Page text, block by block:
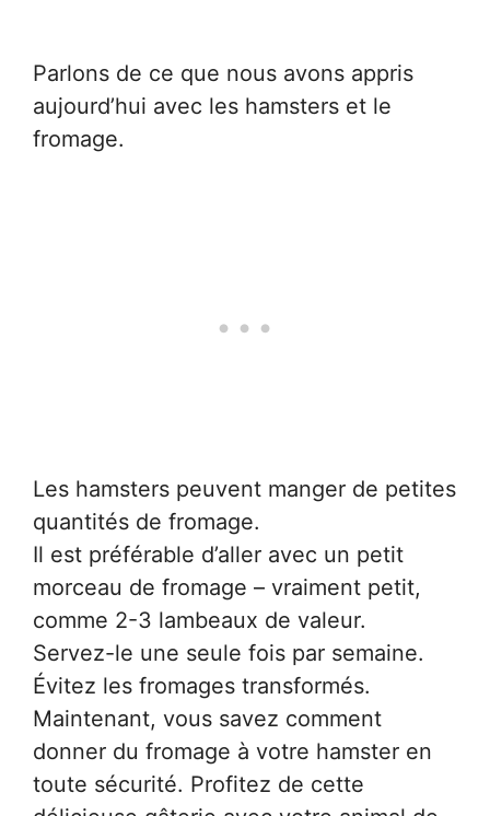
Parlons de ce que nous avons appris
aujourd’hui avec les hamsters et le
fromage.
Les hamsters peuvent manger de petites
quantités de fromage.
Il est préférable d’aller avec un petit
morceau de fromage – vraiment petit,
comme 2-3 lambeaux de valeur.
Servez-le une seule fois par semaine.
Évitez les fromages transformés.
Maintenant, vous savez comment
donner du fromage à votre hamster en
toute sécurité. Profitez de cette